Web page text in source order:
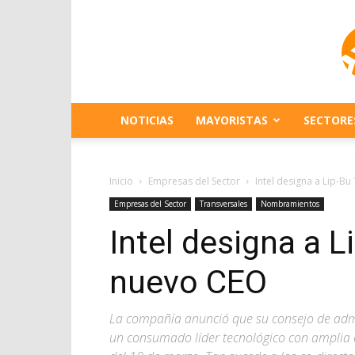
NOTICIAS MAYORISTAS
Inicio Empresas del Sector Intel designa a Lip-Bu
Empresas del Sector Transversales Nombramientos
Intel designa a
nuevo CEO
La compañía anunció que su consejo de
un consumado líder tecnológico con